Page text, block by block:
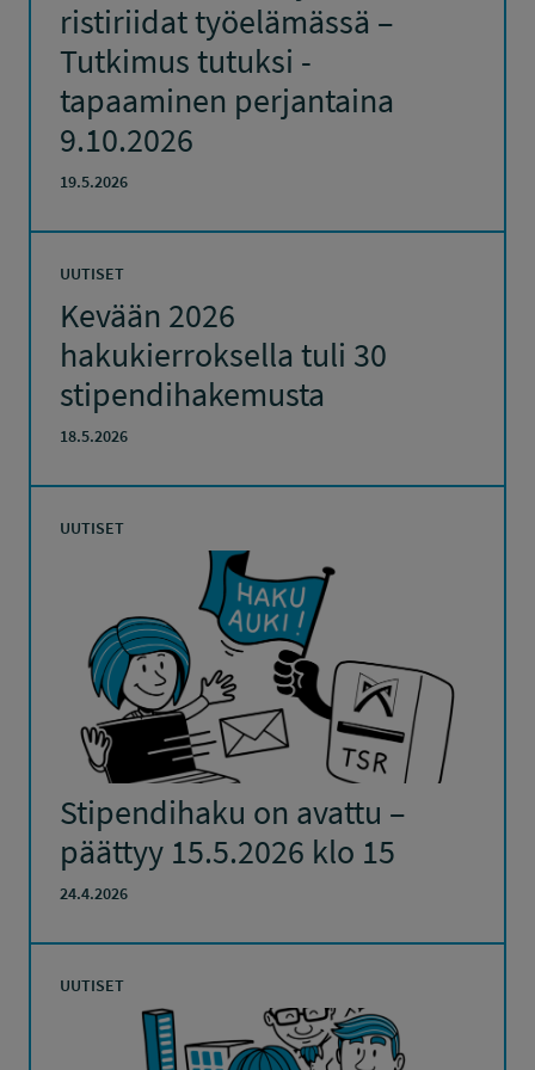
ristiriidat työelämässä –
Tutkimus tutuksi -
tapaaminen perjantaina
9.10.2026
19.5.2026
UUTISET
Kevään 2026
hakukierroksella tuli 30
stipendihakemusta
18.5.2026
UUTISET
Stipendihaku on avattu –
päättyy 15.5.2026 klo 15
24.4.2026
UUTISET